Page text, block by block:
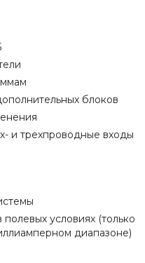
блоков
и трехпроводные входы
условиях (только
диапазоне)